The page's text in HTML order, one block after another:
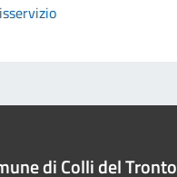
di Colli del Tronto